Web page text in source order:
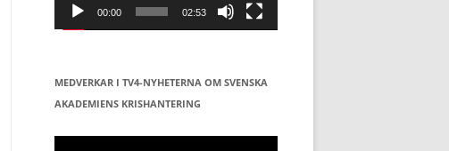
00:00 02:53
MEDVERKAR I TV4-NYHETERNA OM SVENSKA
AKADEMIENS KRISHANTERING
Videospelare